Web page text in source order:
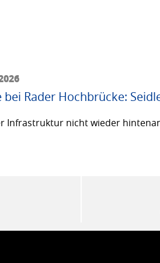
bei Rader Hochbrücke:
Infrastruktur nicht wieder